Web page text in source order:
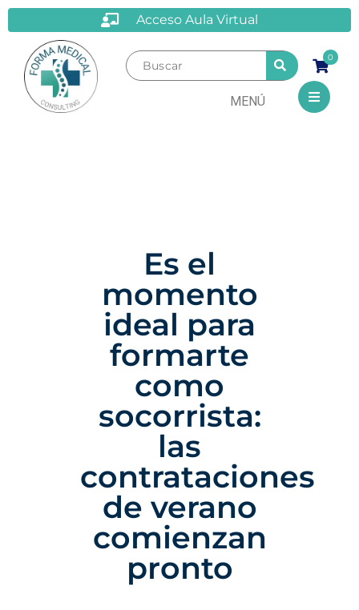
Acceso Aula Virtual
0
MENÚ
Es el
momento
ideal para
formarte
como
socorrista:
las
contrataciones
de verano
comienzan
pronto